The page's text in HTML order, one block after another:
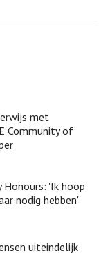
met
Community of
Honours: 'Ik hoop
nodig hebben'
uiteindelijk